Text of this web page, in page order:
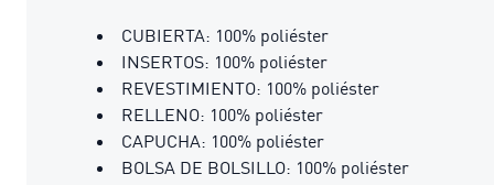
CUBIERTA: 100% poliéster
INSERTOS: 100% poliéster
REVESTIMIENTO: 100% poliéster
RELLENO: 100% poliéster
CAPUCHA: 100% poliéster
BOLSA DE BOLSILLO: 100% poliéster